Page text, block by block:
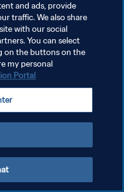
سياسة الخصوصية
إدارة تفضيلات ملفات تعريف الارتباط
and ads, provide
traffic. We also share
with our social
You can select
on the buttons on the
my personal
Portal